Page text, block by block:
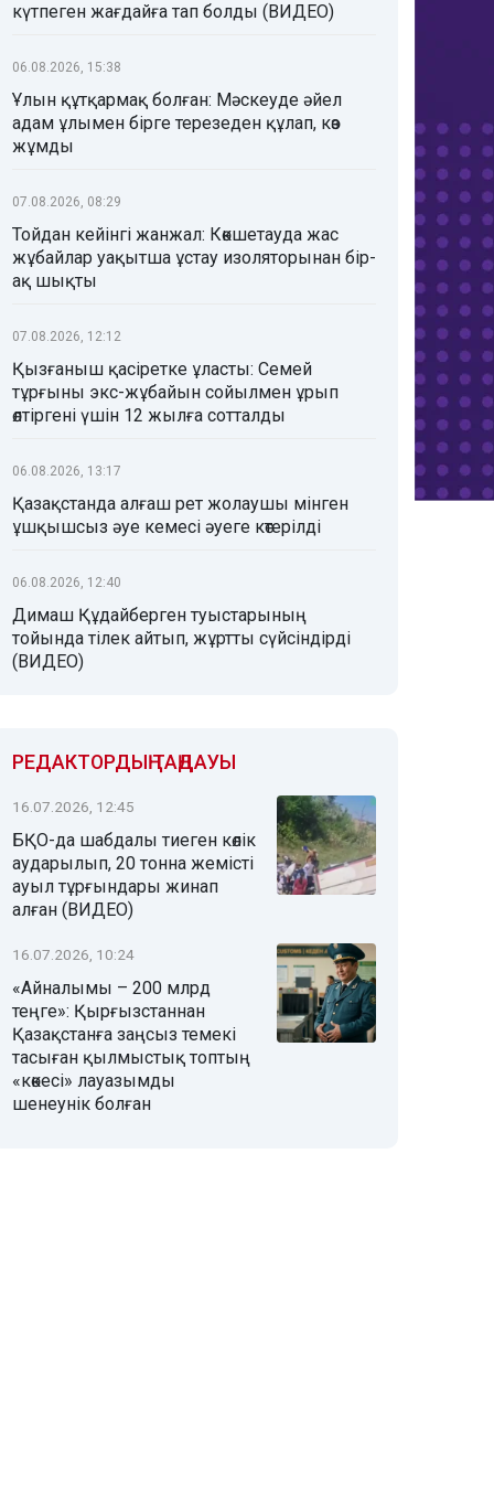
күтпеген жағдайға тап болды (ВИДЕО)
06.08.2026, 15:38
Ұлын құтқармақ болған: Мәскеуде әйел
адам ұлымен бірге терезеден құлап, көз
жұмды
07.08.2026, 08:29
Тойдан кейінгі жанжал: Көкшетауда жас
жұбайлар уақытша ұстау изоляторынан бір-
ақ шықты
07.08.2026, 12:12
Қызғаныш қасіретке ұласты: Семей
тұрғыны экс-жұбайын сойылмен ұрып
өлтіргені үшін 12 жылға сотталды
06.08.2026, 13:17
Қазақстанда алғаш рет жолаушы мінген
ұшқышсыз әуе кемесі әуеге көтерілді
06.08.2026, 12:40
Димаш Құдайберген туыстарының
тойында тілек айтып, жұртты сүйсіндірді
(ВИДЕО)
РЕДАКТОРДЫҢ ТАҢДАУЫ
16.07.2026, 12:45
БҚО-да шабдалы тиеген көлік
аударылып, 20 тонна жемісті
ауыл тұрғындары жинап
алған (ВИДЕО)
16.07.2026, 10:24
«Айналымы – 200 млрд
теңге»: Қырғызстаннан
Қазақстанға заңсыз темекі
тасыған қылмыстық топтың
«көкесі» лауазымды
шенеунік болған